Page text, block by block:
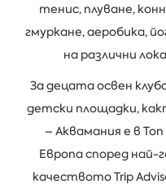
тенис, плуване,
гмуркане, аеробика,
на различни
За децата освен
детски площадки,
– Аквамания е в
Европа според най-
качеството Trip